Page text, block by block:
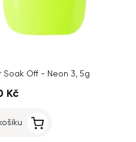
Soak Off - Neon 3, 5g
Kč